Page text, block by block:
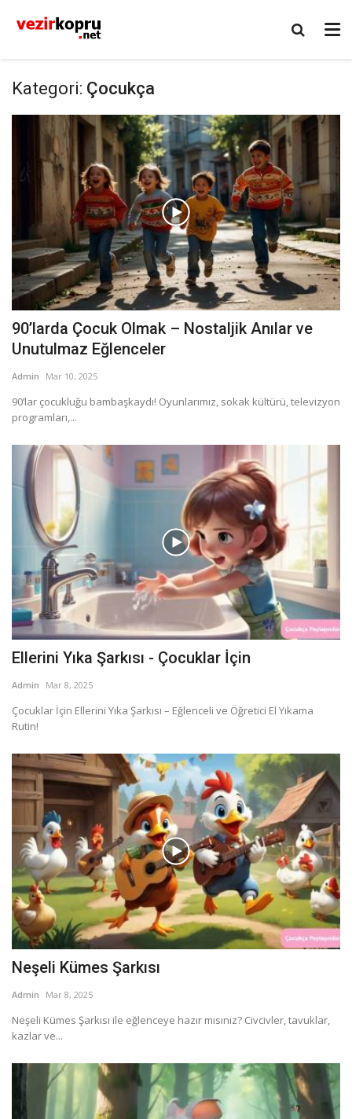
Kategori: Çocukça
90’larda Çocuk Olmak – Nostaljik Anılar ve
Unutulmaz Eğlenceler
Admin Mar 10, 2025
90’lar çocukluğu bambaşkaydı! Oyunlarımız, sokak kültürü, televizyon
programları,...
Ellerini Yıka Şarkısı - Çocuklar İçin
Admin Mar 8, 2025
Çocuklar İçin Ellerini Yıka Şarkısı – Eğlenceli ve Öğretici El Yıkama
Rutin!
Neşeli Kümes Şarkısı
Admin Mar 8, 2025
Neşeli Kümes Şarkısı ile eğlenceye hazır mısınız? Civcivler, tavuklar,
kazlar ve...